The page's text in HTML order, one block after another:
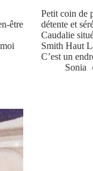
être
Petit coin de
détente et
Caudalie
Smith Haut
C’est un
Sonia